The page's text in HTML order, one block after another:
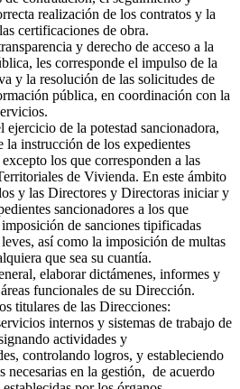
realización de los contratos y la
certificaciones de obra.
y derecho de acceso a la
les corresponde el impulso de la
y la resolución de las solicitudes de
pública, en coordinación con la
ejercicio de la potestad sancionadora,
la instrucción de los expedientes
los que corresponden a las
de Vivienda. En este ámbito
y las Directores y Directoras iniciar y
sancionadores a los que
de sanciones tipificadas
así como la imposición de multas
que sea su cuantía.
elaborar dictámenes, informes y
funcionales de su Dirección.
titulares de las Direcciones:
internos y sistemas de trabajo de
actividades y
controlando logros, y estableciendo
necesarias en la gestión, de acuerdo